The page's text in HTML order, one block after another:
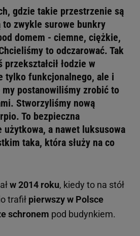
gdzie takie przestrzenie są
to zwykle surowe bunkry
domem - ciemne, ciężkie,
to odczarować. Tak
łodzie w
tylko funkcjonalnego, ale i
postanowiliśmy zrobić to
Stworzyliśmy nową
To bezpieczna
użytkowa, a nawet luksusowa
taka, która służy na co
w 2014 roku, kiedy to na stół
trafił pierwszy w Polsce
schronem pod budynkiem.